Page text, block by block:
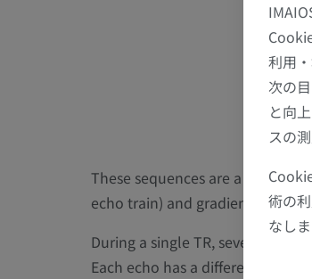
These sequences are a mixture
echo train) and gradient echo
During a single TR, several
Each echo has a different phase
利用
次の
と向
スの
術の
なし